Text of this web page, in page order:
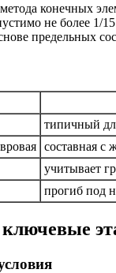
конечных
не более 1/
предельных
типичный
составная с
учитывает
прогиб под